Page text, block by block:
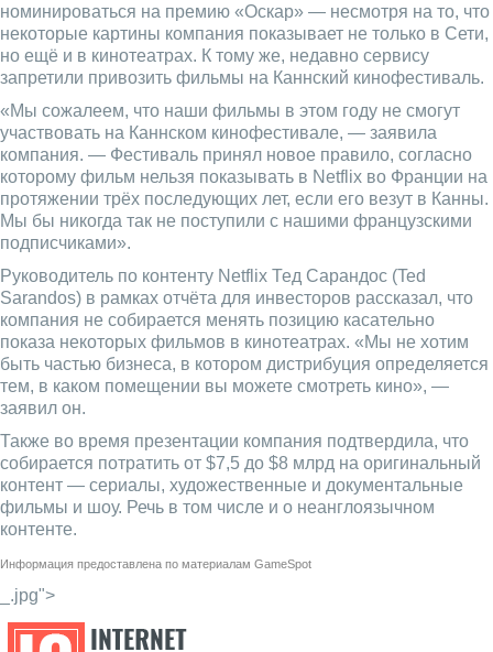
номинироваться на премию «Оскар» — несмотря на то, что
некоторые картины компания показывает не только в Сети,
но ещё и в кинотеатрах. К тому же, недавно сервису
запретили привозить фильмы на Каннский кинофестиваль.
«Мы сожалеем, что наши фильмы в этом году не смогут
участвовать на Каннском кинофестивале, — заявила
компания. — Фестиваль принял новое правило, согласно
которому фильм нельзя показывать в Netflix во Франции на
протяжении трёх последующих лет, если его везут в Канны.
Мы бы никогда так не поступили с нашими французскими
подписчиками».
Руководитель по контенту Netflix Тед Сарандос (Ted
Sarandos) в рамках отчёта для инвесторов рассказал, что
компания не собирается менять позицию касательно
показа некоторых фильмов в кинотеатрах. «Мы не хотим
быть частью бизнеса, в котором дистрибуция определяется
тем, в каком помещении вы можете смотреть кино», —
заявил он.
Также во время презентации компания подтвердила, что
собирается потратить от $7,5 до $8 млрд на оригинальный
контент — сериалы, художественные и документальные
фильмы и шоу. Речь в том числе и о неанглоязычном
контенте.
Информация предоставлена по материалам GameSpot
_.jpg">